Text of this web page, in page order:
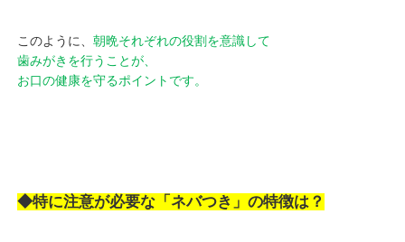
このように、朝晩それぞれの役割を意識して
歯みがきを行うことが、
お口の健康を守るポイントです。
◆特に注意が必要な「ネバつき」の特徴は？